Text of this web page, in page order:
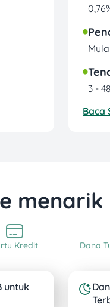
3 -
Baca
menarik
Kredit Dana
untuk